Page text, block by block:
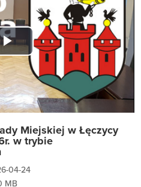
Play
Video
Miejskiej w Łęczycy
w trybie
04-24
MB